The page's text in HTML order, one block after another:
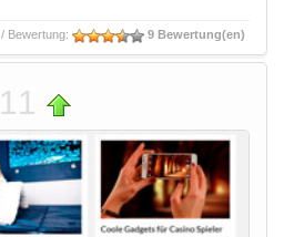
/ Bewertung: 9 Bewertung(en)
11